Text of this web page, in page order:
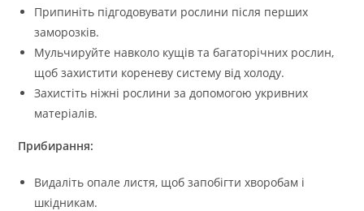
Припиніть підгодовувати рослини після перших
заморозків.
Мульчируйте навколо кущів та багаторічних рослин,
щоб захистити кореневу систему від холоду.
Захистіть ніжні рослини за допомогою укривних
матеріалів.
Прибирання:
Видаліть опале листя, щоб запобігти хворобам і
шкідникам.